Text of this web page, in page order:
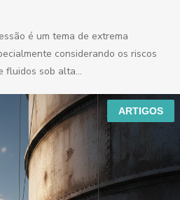
é um tema de extrema
considerando os riscos
fluidos sob alta...
ARTIGOS